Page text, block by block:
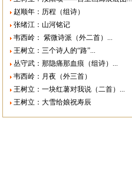
赵顺年：历程（组诗）
张绪江：山河铭记
韦西岭： 紫微诗派（外二首）...
王树立：三个诗人的“路”...
丛守武：那隐痛那血痕（组诗）...
韦西岭：月夜（外三首）
王树立：一块红薯对我说（二首）...
王树立：大雪给娘祝寿辰